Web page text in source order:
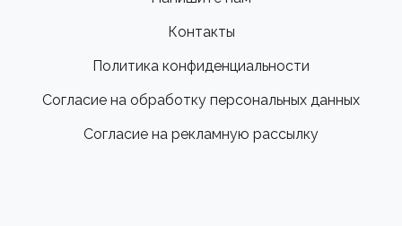
Контакты
Политика конфиденциальности
Согласие на обработку персональных данных
Согласие на рекламную рассылку